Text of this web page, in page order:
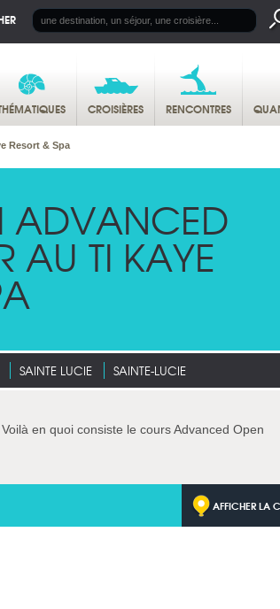
CROISIÈRES RENCONTRES
Resort & Spa
ADVANCED
AU TI KAYE
SAINTE LUCIE SAINTE-LUCIE
en quoi consiste le cours Advanced Open
AFFICHER LA